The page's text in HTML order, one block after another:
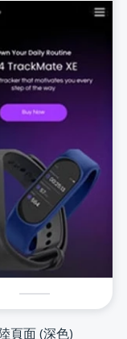
頁面 (深色)